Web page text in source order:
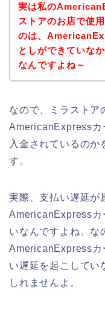
実は私の
ストアのお店で使
のは、
としができていな
なんですよね～
なので、ミラストア
AmericanExpressカ
入金されているのか
す。
実際、支払い遅延が
AmericanExpressカ
いなんですよね。な
AmericanExpressカ
い遅延を起こしてい
しれませんよ。